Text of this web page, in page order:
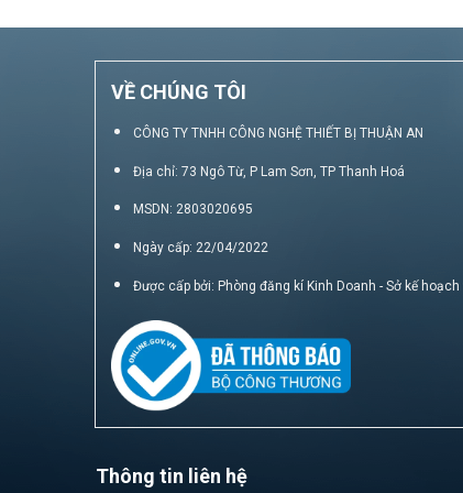
VỀ CHÚNG TÔI
CÔNG TY TNHH CÔNG NGHỆ THIẾT BỊ THUẬN AN
Địa chỉ: 73 Ngô Từ, P Lam Sơn, TP Thanh Hoá
MSDN: 2803020695
Ngày cấp: 22/04/2022
Được cấp bởi: Phòng đăng kí Kinh Doanh - Sở kế
Thông tin liên hệ